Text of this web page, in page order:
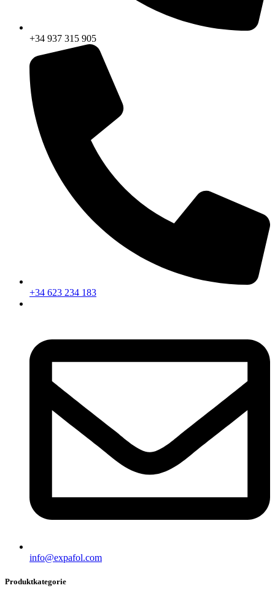
+34 937 315 905
+34 623 234 183
info@expafol.com
Produktkategorie